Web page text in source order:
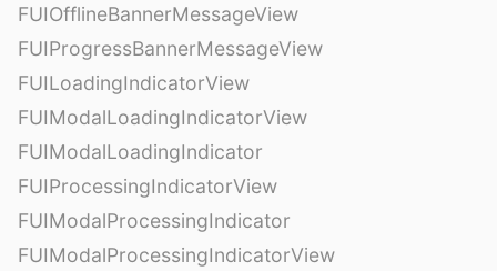
FUIOfflineBannerMessageView
FUIProgressBannerMessageView
FUILoadingIndicatorView
FUIModalLoadingIndicatorView
FUIModalLoadingIndicator
FUIProcessingIndicatorView
FUIModalProcessingIndicator
FUIModalProcessingIndicatorView